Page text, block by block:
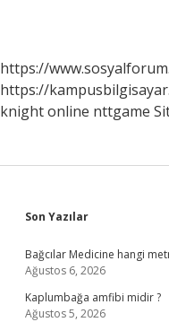
https://
https://
knight online nttgame
Sidebar
Son Yazılar
Bağcılar Medicine hangi
Ağustos 6, 2026
Kaplumbağa amfibi midir ?
Ağustos 5, 2026